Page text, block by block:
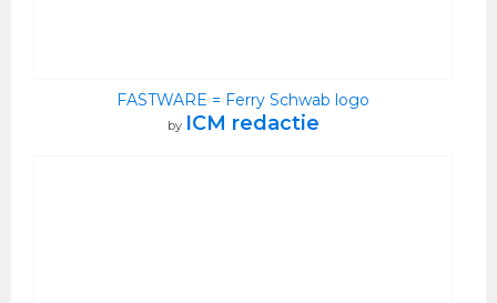
FASTWARE = Ferry Schwab logo
by ICM redactie